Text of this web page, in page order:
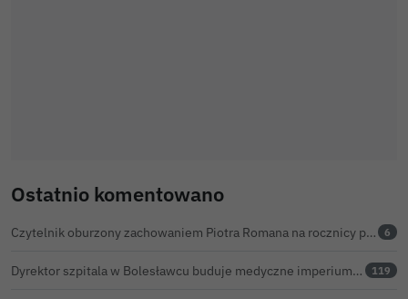
Ostatnio komentowano
Czytelnik oburzony zachowaniem Piotra Romana na rocznicy prezydentury Karola Nawrockiego. Obejrzeliśmy nagranie 6
Dyrektor szpitala w Bolesławcu buduje medyczne imperium. „Gazeta Wyborcza” opisuje jego działalność w całej Polsce 119